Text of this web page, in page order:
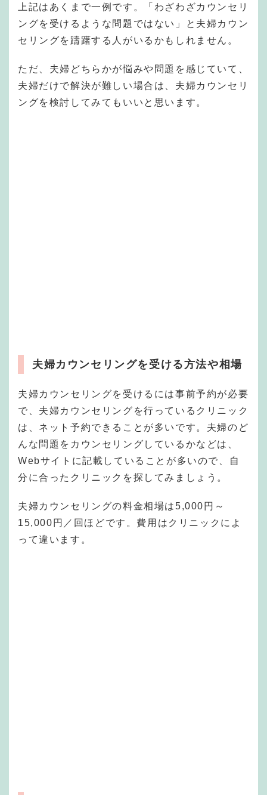
上記はあくまで一例です。「わざわざカウンセリ
ングを受けるような問題ではない」と夫婦カウン
セリングを躊躇する人がいるかもしれません。
ただ、夫婦どちらかが悩みや問題を感じていて、
夫婦だけで解決が難しい場合は、夫婦カウンセリ
ングを検討してみてもいいと思います。
夫婦カウンセリングを受ける方法や相場
夫婦カウンセリングを受けるには事前予約が必要
で、夫婦カウンセリングを行っているクリニック
は、ネット予約できることが多いです。夫婦のど
んな問題をカウンセリングしているかなどは、
Webサイトに記載していることが多いので、自
分に合ったクリニックを探してみましょう。
夫婦カウンセリングの料金相場は5,000円～
15,000円／回ほどです。費用はクリニックによ
って違います。